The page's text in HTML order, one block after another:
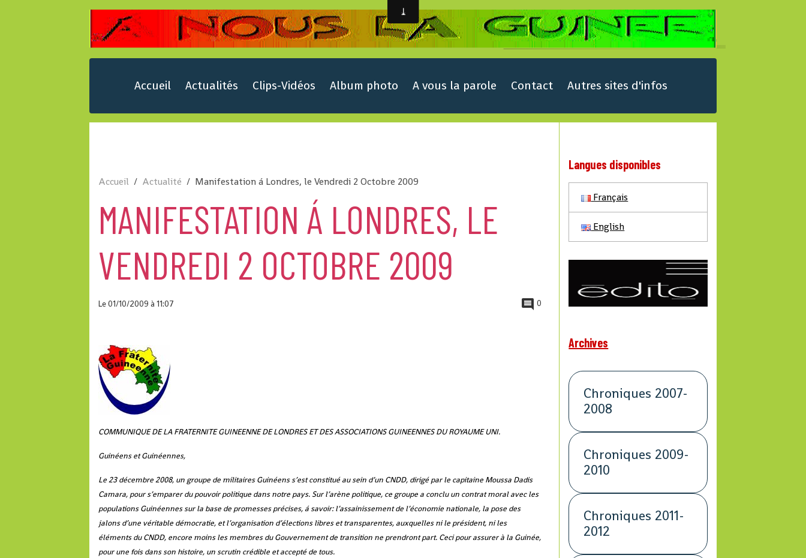
Accueil Actualités Clips-Vidéos Album photo A vous la parole Contact Autres sites d'infos
Accueil Actualité Manifestation á Londres, le Vendredi 2 Octobre 2009
MANIFESTATION Á LONDRES, LE
VENDREDI 2 OCTOBRE 2009
Le 01/10/2009à 11:07 0
COMMUNIQUE DE LA FRATERNITE GUINEENNE DE LONDRES ET DES ASSOCIATIONS GUINEENNES DU ROYAUME UNI.
Guinéens et Guinéennes,
Le 23 décembre 2008, un groupe de militaires Guinéens s’est constitué au sein d’un CNDD, dirigé par le capitaine Moussa Dadis
Camara, pour s’emparer du pouvoir politique dans notre pays. Sur l’arène politique, ce groupe a conclu un contrat moral avec les
populations Guinéennes sur la base de promesses précises, á savoir: l’assainissement de l’économie nationale, la pose des
jalons d’une véritable démocratie, et l’organisation d’élections libres et transparentes, auxquelles ni le président, ni les
éléments du CNDD, encore moins les membres du Gouvernement de transition ne prendront part. Ceci pour assurer à la Guinée,
pour une fois dans son histoire, un scrutin crédible et accepté de tous.
Langues disponibles
Français
English
Archives
Chroniques 2007-
2008
Chroniques 2009-
2010
Chroniques 2011-
2012